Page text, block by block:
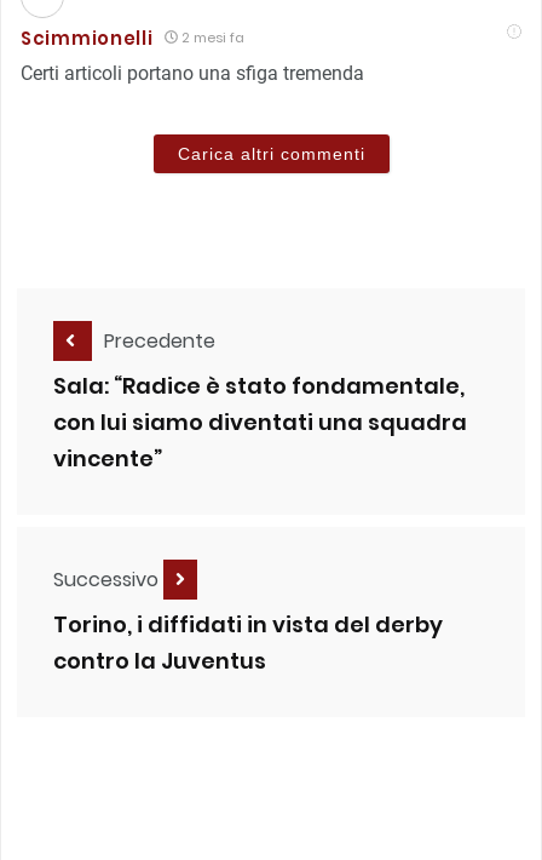
Scimmionelli 2 mesi fa
Certi articoli portano una sfiga tremenda
Carica altri commenti
Precedente
Sala: “Radice è stato fondamentale,
con lui siamo diventati una squadra
vincente”
Successivo
Torino, i diffidati in vista del derby
contro la Juventus